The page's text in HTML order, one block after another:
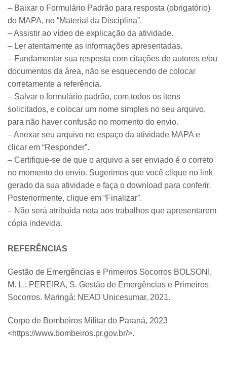
– Baixar o Formulário Padrão para resposta (obrigatório)
do MAPA, no “Material da Disciplina”.
– Assistir ao vídeo de explicação da atividade.
– Ler atentamente as informações apresentadas.
– Fundamentar sua resposta com citações de autores e/ou
documentos da área, não se esquecendo de colocar
corretamente a referência.
– Salvar o formulário padrão, com todos os itens
solicitados, e colocar um nome simples no seu arquivo,
para não haver confusão no momento do envio.
– Anexar seu arquivo no espaço da atividade MAPA e
clicar em “Responder”.
– Certifique-se de que o arquivo a ser enviado é o correto
no momento do envio. Sugerimos que você clique no link
gerado da sua atividade e faça o download para conferir.
Posteriormente, clique em “Finalizar”.
– Não será atribuída nota aos trabalhos que apresentarem
cópia indevida.​
REFERÊNCIAS
Gestão de Emergências e Primeiros Socorros BOLSONI,
M. L.; PEREIRA, S. Gestão de Emergências e Primeiros
Socorros. Maringá: NEAD Unicesumar, 2021.
Corpo de Bombeiros Militar do Paraná, 2023
<https://www.bombeiros.pr.gov.br/>.